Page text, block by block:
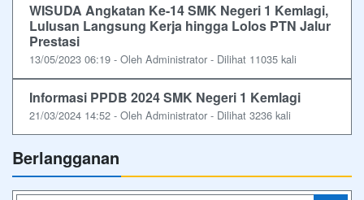
WISUDA Angkatan Ke-14 SMK Negeri 1 Kemlagi,
Lulusan Langsung Kerja hingga Lolos PTN Jalur
Prestasi
13/05/2023 06:19 - Oleh Administrator - Dilihat 11035 kali
Informasi PPDB 2024 SMK Negeri 1 Kemlagi
21/03/2024 14:52 - Oleh Administrator - Dilihat 3236 kali
Berlangganan